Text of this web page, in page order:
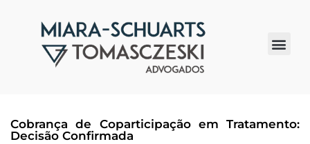
Cobrança de Coparticipação em Tratamento:
Decisão Confirmada